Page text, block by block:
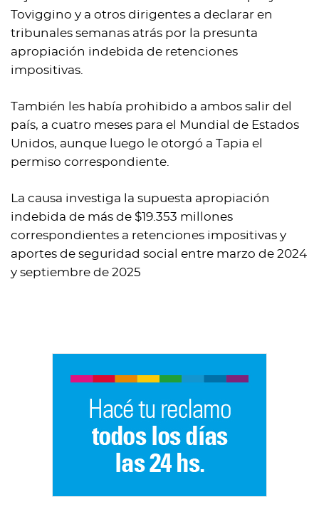
Toviggino y a otros dirigentes a declarar en
tribunales semanas atrás por la presunta
apropiación indebida de retenciones
impositivas.
También les había prohibido a ambos salir del
país, a cuatro meses para el Mundial de Estados
Unidos, aunque luego le otorgó a Tapia el
permiso correspondiente.
La causa investiga la supuesta apropiación
indebida de más de $19.353 millones
correspondientes a retenciones impositivas y
aportes de seguridad social entre marzo de 2024
y septiembre de 2025